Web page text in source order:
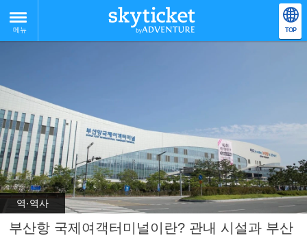
메뉴 TOP
역·역사
부산항 국제여객터미널이란? 관내 시설과 부산